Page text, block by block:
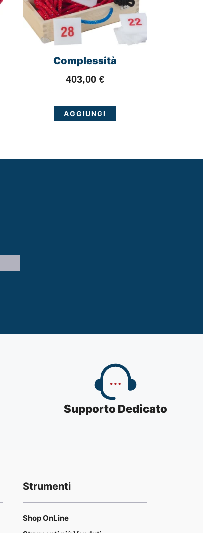
Complessità
403,00 €
AGGIUNGI
Supporto Dedicato
Strumenti
Shop OnLine